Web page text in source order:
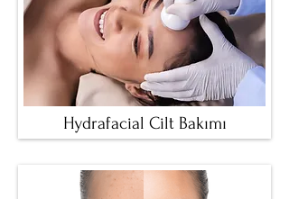
Hydrafacial Cilt Bakımı